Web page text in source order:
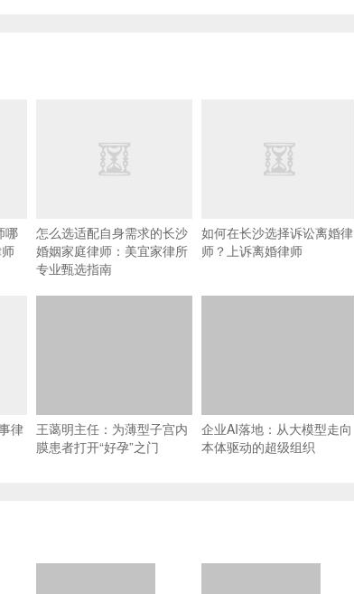
哪
怎么选适配自身需求的长沙
婚姻家庭律师：美宜家律所
专业甄选指南
如何在长沙选择诉讼离婚律
师？上诉离婚律师
律
王蔼明主任：为薄型子宫内
膜患者打开“好孕”之门
企业AI落地：从大模型走向
本体驱动的超级组织